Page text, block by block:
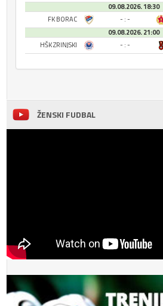
09.08.2026. 18:30
FK BORAC
- : -
09.08.2026. 21:00
HŠK ZRINJSKI
- : -
ŽENSKI FUDBAL